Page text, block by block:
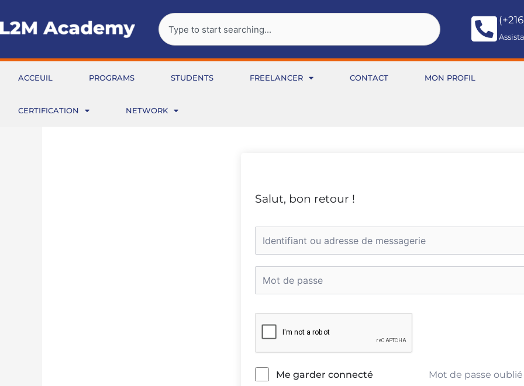
au
contenu
Rechercher
ACCEUIL PROGRAMS STUDENTS FREELANCER CONTACT MON PROFIL
CERTIFICATION NETWORK
Salut, bon retour !
Me garder connecté Mot de passe oublié